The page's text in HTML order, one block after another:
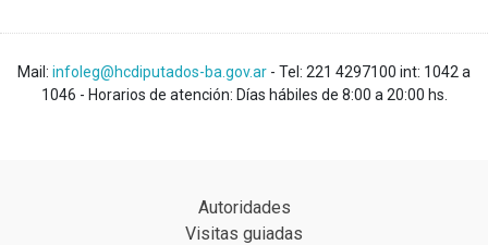
Mail: infoleg@hcdiputados-ba.gov.ar - Tel: 221 4297100 int: 1042 a
1046 - Horarios de atención: Días hábiles de 8:00 a 20:00 hs.
Autoridades
Visitas guiadas